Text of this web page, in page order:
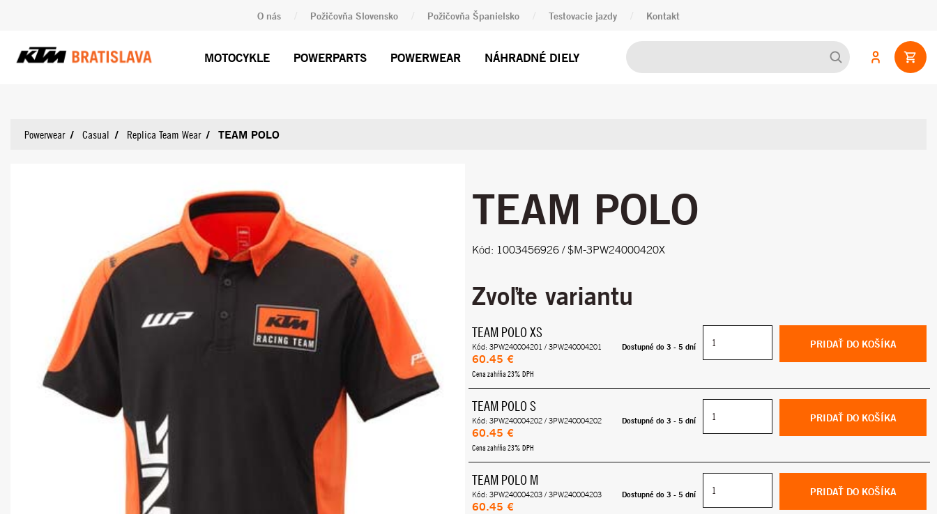
O nás Požičovňa Slovensko Požičovňa Španielsko Testovacie jazdy Kontakt
MOTOCYKLE POWERPARTS POWERWEAR NÁHRADNÉ DIELY
Powerwear Casual Replica Team Wear TEAM POLO
TEAM POLO
Kód: 1003456926 / $M-3PW24000420X
Zvoľte variantu
TEAM POLO XS
Kód: 3PW240004201 / 3PW240004201 Dostupné do 3 - 5 dní
60.45 €
Cena zahŕňa 23% DPH
PRIDAŤ DO KOŠÍKA
TEAM POLO S
Kód: 3PW240004202 / 3PW240004202 Dostupné do 3 - 5 dní
60.45 €
Cena zahŕňa 23% DPH
PRIDAŤ DO KOŠÍKA
TEAM POLO M
Kód: 3PW240004203 / 3PW240004203 Dostupné do 3 - 5 dní
60.45 €
PRIDAŤ DO KOŠÍKA